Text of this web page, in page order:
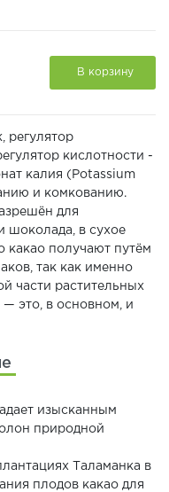
В корзину
регулятор
кислотности -
калия (Potassium
и комкованию.
для
шоколада, в сухое
какао получают путём
так как именно
части растительных
— это, в основном, и
изысканным
природной
Таламанка в
плодов какао для